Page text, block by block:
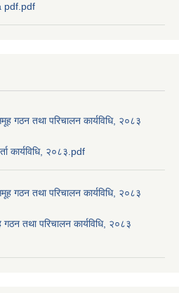
pdf.pdf
गठन तथा परिचालन कार्यविधि, २०८३
कार्यविधि, २०८३.pdf
गठन तथा परिचालन कार्यविधि, २०८३
गठन तथा परिचालन कार्यविधि, २०८३